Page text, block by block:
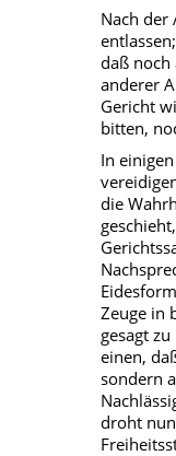
Nach der
daß
anderer
Gericht
bitten,
In
die
Zeuge in
gesagt
einen,
sondern
droht